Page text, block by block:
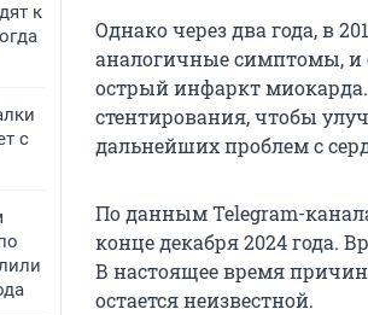
к
с
Однако через два года, в
аналогичные симптомы, и
острый инфаркт
стентирования, чтобы
дальнейших проблем с
По данным Telegram-
конце декабря 2024 года.
В настоящее время
остается неизвестной.